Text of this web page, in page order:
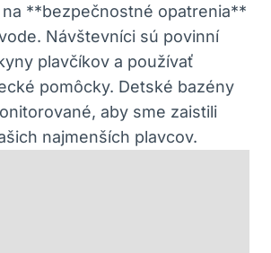
na **bezpečnostné opatrenia**
Návštevníci sú povinní
plavčíkov a používať
pomôcky. Detské bazény
aby sme zaistili
najmenších plavcov.